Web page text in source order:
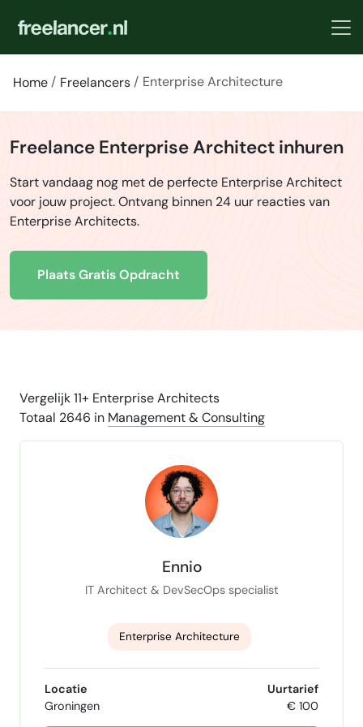
Home Freelancers Enterprise Architecture
Freelance Enterprise Architect inhuren
Start vandaag nog met de perfecte Enterprise Architect
voor jouw project. Ontvang binnen 24 uur reacties van
Enterprise Architects.
Plaats Gratis Opdracht
Vergelijk 11+ Enterprise Architects
Totaal 2646 in Management & Consulting
Ennio
IT Architect & DevSecOps specialist
Enterprise Architecture
Business architecture GitLab specialist
Locatie
Groningen
Uurtarief
€ 100